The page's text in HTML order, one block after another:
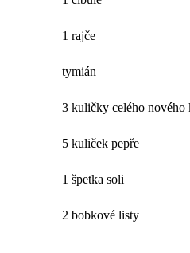
1 rajče
tymián
3 kuličky celého nového
5 kuliček pepře
1 špetka soli
2 bobkové listy